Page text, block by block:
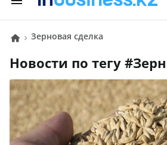
зерновая сделка
Новости по тегу #